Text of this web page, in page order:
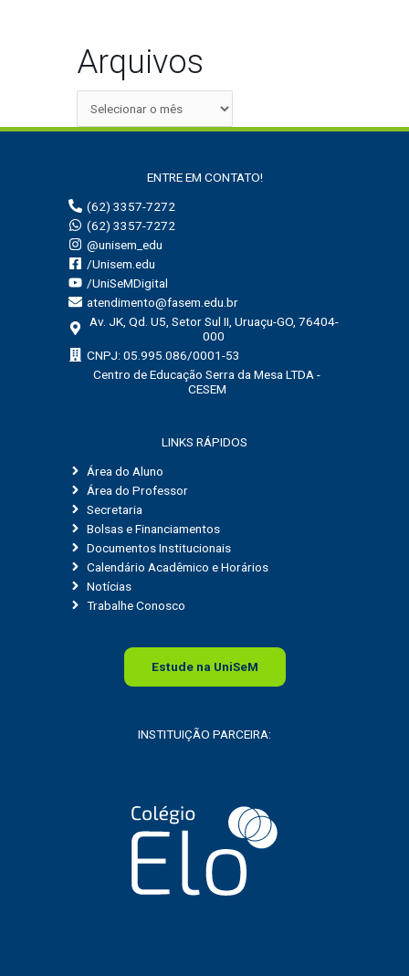
Arquivos
ENTRE EM CONTATO!
(62) 3357-7272
(62) 3357-7272
@unisem_edu
/Unisem.edu
/UniSeMDigital
atendimento@fasem.edu.br
Av. JK, Qd. U5, Setor Sul II, Uruaçu-GO, 76404-
000
CNPJ: 05.995.086/0001-53
Centro de Educação Serra da Mesa LTDA -
CESEM
LINKS RÁPIDOS
Área do Aluno
Área do Professor
Secretaria
Bolsas e Financiamentos
Documentos Institucionais
Calendário Acadêmico e Horários
Notícias
Trabalhe Conosco
Estude na UniSeM
INSTITUIÇÃO PARCEIRA: